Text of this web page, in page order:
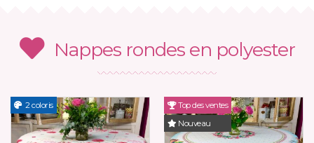
Nappes rondes en polyester
2 coloris
Top des ventes
Nouveau